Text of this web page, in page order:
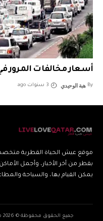
أسعار مخالفات المرور
By هبة الوحيدي 3 سنوات ago
موقع عيش الحياة القطرية
بقطر من أخر الأخبار، وأجمل
يمكن القيام بها، والسياحة
جميع الحقوق محفوظة © 2026 موقع عيش حب قطر | LiveLoveQatar.com